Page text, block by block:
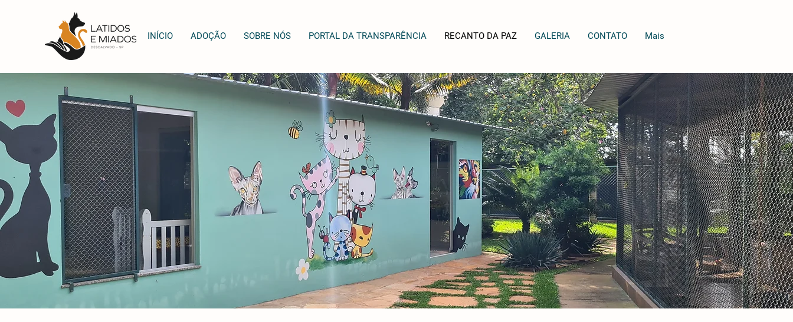
INÍCIO ADOÇÃO SOBRE NÓS PORTAL DA TRANSPARÊNCIA RECANTO DA PAZ GALERIA CONTATO Mais